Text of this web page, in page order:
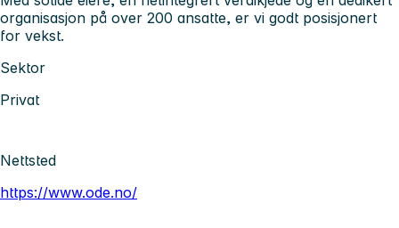
organisasjon på over 200 ansatte, er vi godt posisjonert
for vekst.
Sektor
Privat
Nettsted
https://www.ode.no/